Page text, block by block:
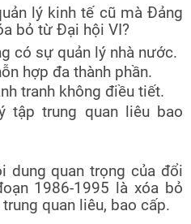
lý kinh tế cũ mà Đảng
bỏ từ Đại hội VI?
có sự quản lý nhà nước.
hợp đa thành phần.
tranh không điều tiết.
tập trung quan liêu bao
dung quan trọng của đổi
1986-1995 là xóa bỏ
quan liêu, bao cấp.